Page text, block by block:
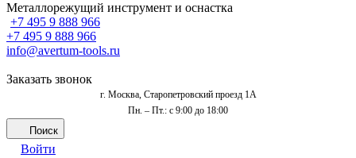
Металлорежущий инструмент и оснастка
+7 495 9 888 966
+7 495 9 888 966
info@avertum-tools.ru
Заказать звонок
г. Москва, Старопетровский проезд 1А
Пн. – Пт.: с 9:00 до 18:00
Поиск
Войти